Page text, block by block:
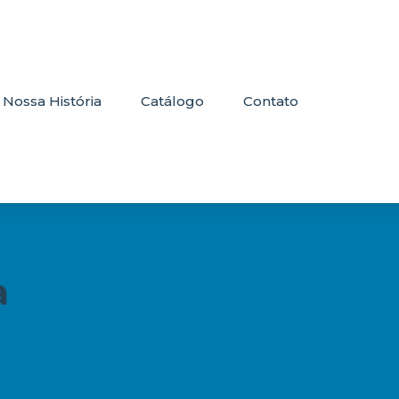
Nossa História Catálogo Contato